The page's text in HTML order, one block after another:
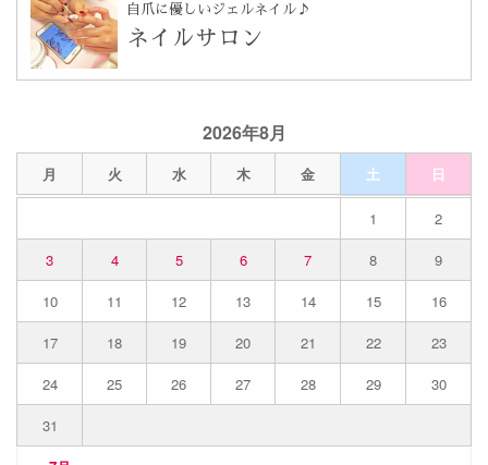
2026年8月
月 火 水 木 金 土 日
1
2
3
4 5 6 7 8
9
10
11 12 13 14 15
16
17
18 19 20 21 22
23
24
25 26 27 28 29
30
31
自爪に優しいジェルネイル♪
ネイルサロン